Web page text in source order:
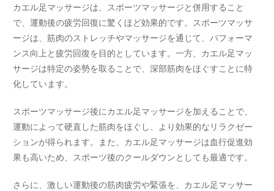
カエル足マッサージは、スポーツマッサージと併用すること
で、運動後の疲労回復に驚くほど効果的です。スポーツマッサ
ージは、筋肉のストレッチやマッサージを通じて、パフォーマ
ンス向上と疲労回復を目的としています。一方、カエル足マッ
サージは特定の姿勢を取ることで、深部筋肉をほぐすことに特
化しています。
スポーツマッサージ後にカエル足マッサージを加えることで、
運動によって硬直した筋肉をほぐし、より効果的なリラクゼー
ションが得られます。また、カエル足マッサージは血行促進効
果も高いため、スポーツ後のクールダウンとしても最適です。
さらに、激しい運動後の筋肉疲労や緊張を、カエル足マッサー